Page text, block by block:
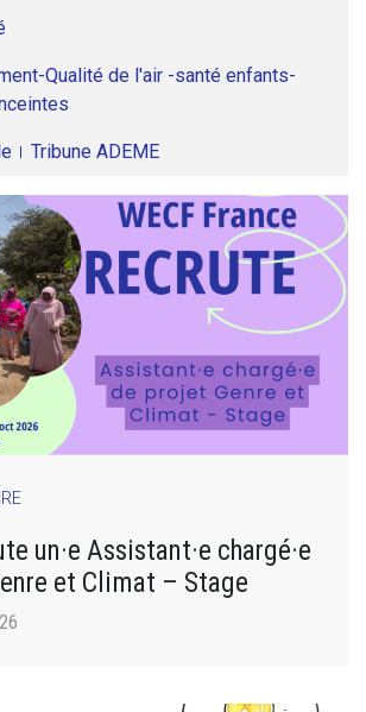
Qualité de l'air -santé enfants-
Tribune ADEME
un·e Assistant·e chargé·e
et Climat – Stage